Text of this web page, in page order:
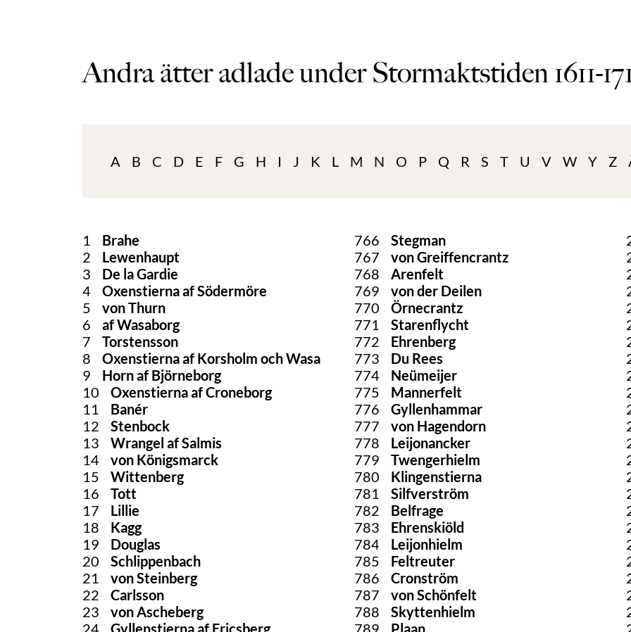
Andra ätter adlade under Stormaktstiden 1611-
A B C D E F G H I J K L M N O P Q R S T U V W Y Z
1
Brahe
2
Lewenhaupt
3
De la Gardie
4
Oxenstierna af Södermöre
5
von Thurn
6
af Wasaborg
7
Torstensson
8
Oxenstierna af Korsholm och Wasa
9
Horn af Björneborg
10
Oxenstierna af Croneborg
11
Banér
12
Stenbock
13
Wrangel af Salmis
14
von Königsmarck
15
Wittenberg
16
Tott
17
Lillie
18
Kagg
19
Douglas
20
Schlippenbach
21
von Steinberg
22
Carlsson
23
von Ascheberg
24
Gyllenstierna af Ericsberg
766
Stegman
767
von Greiffencrantz
768
Arenfelt
769
von der Deilen
770
Örnecrantz
771
Starenflycht
772
Ehrenberg
773
Du Rees
774
Neümeijer
775
Mannerfelt
776
Gyllenhammar
777
von Hagendorn
778
Leijonancker
779
Twengerhielm
780
Klingenstierna
781
Silfverström
782
Belfrage
783
Ehrenskiöld
784
Leijonhielm
785
Feltreuter
786
Cronström
787
von Schönfelt
788
Skyttenhielm
789
Plaan